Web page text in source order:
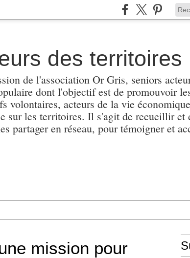
des territoires
de l'association Or Gris, seniors
dont l'objectif est de promouvoir
volontaires, acteurs de la vie
sur les territoires. Il s'agit de recueillir
partager en réseau, pour témoigner et
mission pour